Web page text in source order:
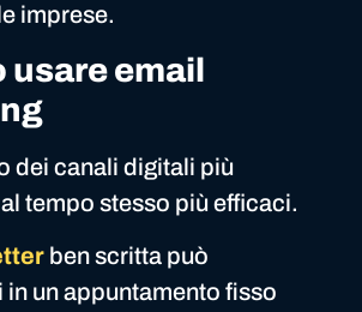
imprese.
usare email
dei canali digitali più
tempo stesso più efficaci.
ben scritta può
un appuntamento fisso